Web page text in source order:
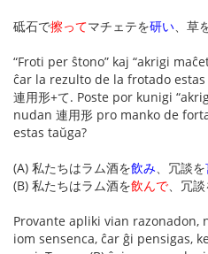
砥石で擦ってマチェテを研い、草
“Froti per ŝtono” kaj “akrigi
ĉar la rezulto de la frotado
連用形+て. Poste por kunigi
nudan 連用形 pro manko de
estas taŭga?
(A) 私たちはラム酒を飲み、冗談を
(B) 私たちはラム酒を飲んで、冗談
Provante apliki vian razonadon,
iom sensenca, ĉar ĝi pensigas,